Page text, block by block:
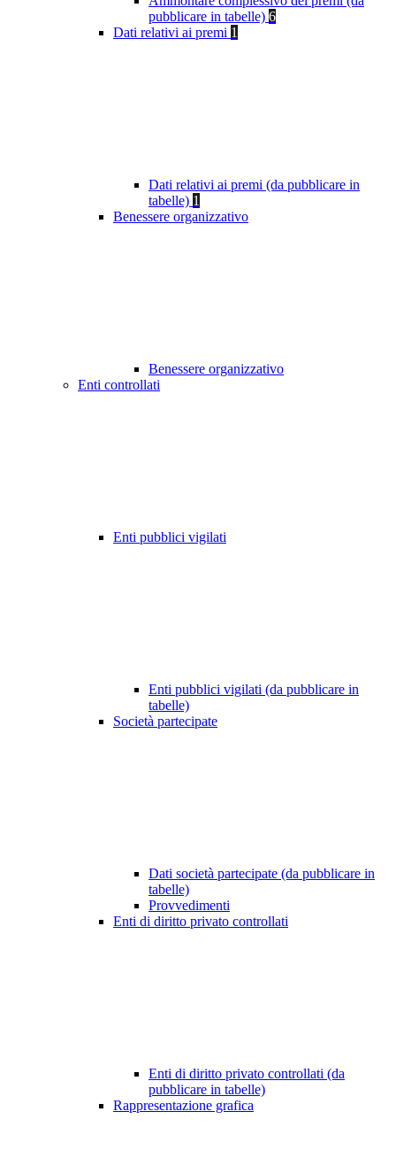
pubblicare in tabelle) 6
Dati relativi ai premi 1
Dati relativi ai premi (da pubblicare in
tabelle) 1
Benessere organizzativo
Benessere organizzativo
Enti controllati
Enti pubblici vigilati
Enti pubblici vigilati (da pubblicare in
tabelle)
Società partecipate
Dati società partecipate (da pubblicare in
tabelle)
Provvedimenti
Enti di diritto privato controllati
Enti di diritto privato controllati (da
pubblicare in tabelle)
Rappresentazione grafica